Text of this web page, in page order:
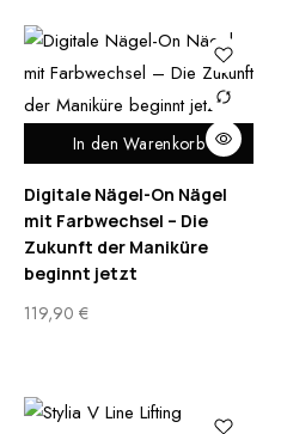
In den Warenkorb
Digitale Nägel-On Nägel
mit Farbwechsel – Die
Zukunft der Maniküre
beginnt jetzt
119,90 €